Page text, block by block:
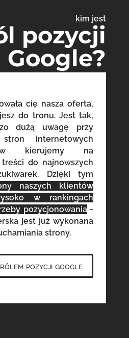
kim jest
pozycji
Google?
cię nasza oferta,
do tronu. Jest tak,
dużą uwagę przy
stron internetowych
kierujemy na
do najnowszych
Dzięki tym
naszych klientów
w rankingach
pozycjonowania-
jest już wykonana
strony.
pozycji google